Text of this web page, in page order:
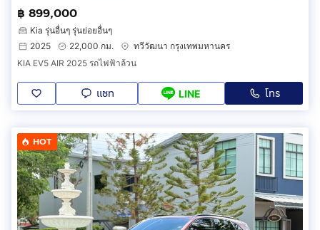
฿ 899,000
Kia รุ่นอื่นๆ รุ่นย่อยอื่นๆ
2025
22,000 กม.
ทวีวัฒนา กรุงเทพมหานคร
KIA EV5 AIR 2025 รถไฟฟ้าล้วน
แชท LINE โทร
HOT